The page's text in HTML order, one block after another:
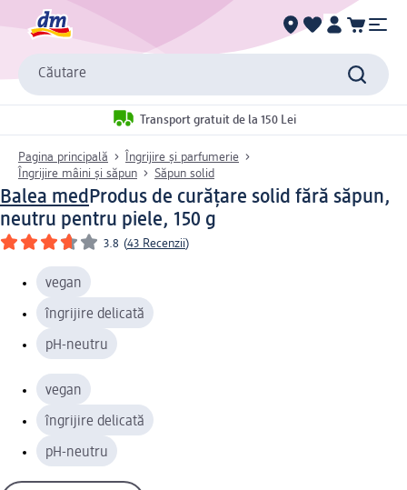
Căutare
Transport gratuit de la 150 Lei
Pagina principală
Îngrijire și parfumerie
Îngrijire mâini și săpun
Săpun solid
Balea medProdus de curățare solid fără săpun,
neutru pentru piele, 150 g
3.8 (43 Recenzii)
vegan
îngrijire delicată
pH-neutru
vegan
îngrijire delicată
pH-neutru